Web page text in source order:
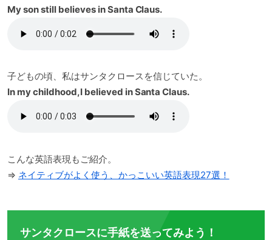
My son still believes in Santa Claus.
子どもの頃、私はサンタクロースを信じていた。
In my childhood,I believed in Santa Claus.
こんな英語表現もご紹介。
⇒ ネイティブがよく使う、かっこいい英語表現27選！
サンタクロースに手紙を送ってみよう！